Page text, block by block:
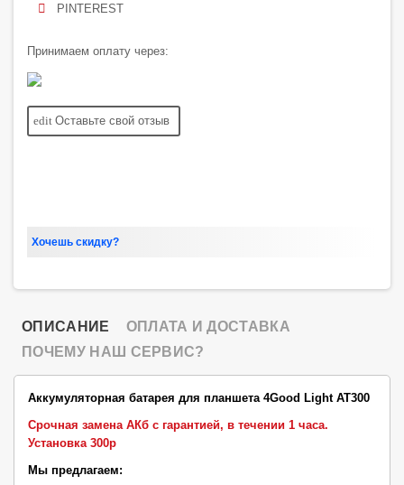
PINTEREST
Принимаем оплату через:
edit Оставьте свой отзыв
Хочешь скидку?
ОПИСАНИЕ
ОПЛАТА И ДОСТАВКА
ПОЧЕМУ НАШ СЕРВИС?
Аккумуляторная батарея для планшета 4Good Light AT300
Срочная замена АКб с гарантией, в течении 1 часа.
Установка 300р
Мы предлагаем: